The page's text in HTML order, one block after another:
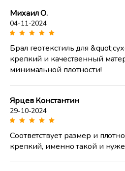
Михаил О.
04-11-2024
Брал геотекстиль для
крепкий и качественный
минимальной плотности!
Ярцев Константин
29-10-2024
Соответствует размер и
крепкий, именно такой и